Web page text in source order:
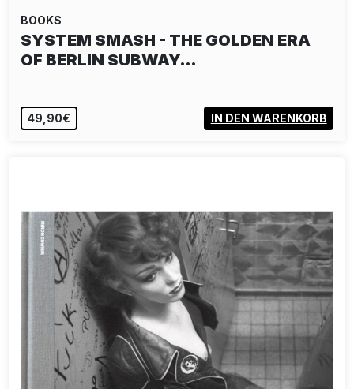
BOOKS
SYSTEM SMASH - THE GOLDEN ERA
OF BERLIN SUBWAY…
49,90€ IN DEN WARENKORB